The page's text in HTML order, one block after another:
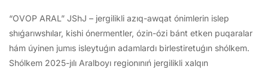
“OVOP ARAL” JShJ – jergilikli azıq-awqat ónimlerin islep
shıǵarıwshılar, kishi ónermentler, ózin-ózi bánt etken puqaralar
hám úyinen jumıs isleytuǵın adamlardı birlestiretuǵın shólkem.
Shólkem 2025-jılı Aralboyı regionınıń jergilikli xalqın